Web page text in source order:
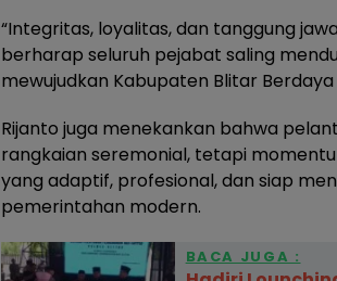
“Integritas, loyalitas, dan tanggung
berharap seluruh pejabat saling
mewujudkan Kabupaten Blitar Berdaya
Rijanto juga menekankan bahwa
rangkaian seremonial, tetapi
yang adaptif, profesional, dan siap
pemerintahan modern.
BACA JUGA :